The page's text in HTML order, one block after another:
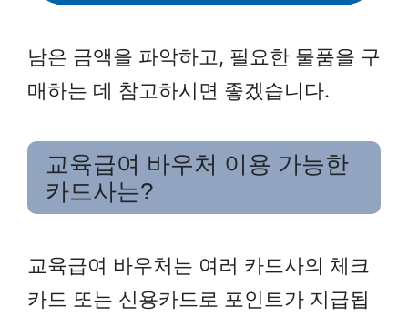
남은 금액을 파악하고, 필요한 물품을 구
매하는 데 참고하시면 좋겠습니다.
교육급여 바우처 이용 가능한
카드사는?
교육급여 바우처는 여러 카드사의 체크
카드 또는 신용카드로 포인트가 지급됩